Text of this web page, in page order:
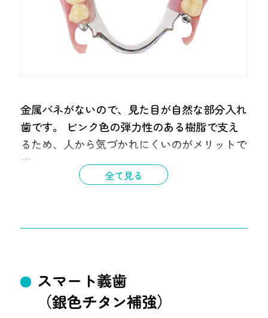
金属バネがないので、見た目が自然な部分入れ
歯です。 ピンク色の弾力性のある樹脂で支え
るため、人から気づかれにくいのがメリットで
す。
メリット
金属バネがなく
全て見る
スマート義歯
（銀色チタン補強）